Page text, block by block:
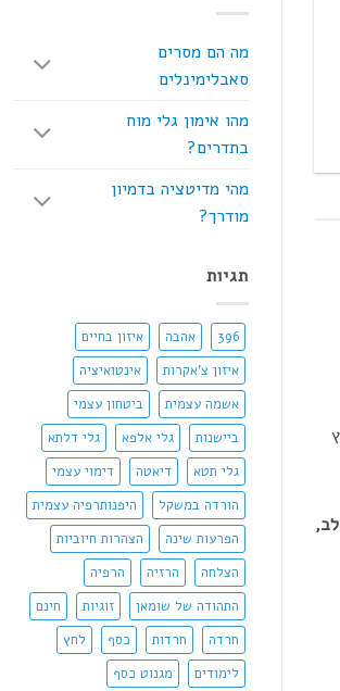
מה הם מסרים
סאבלימינלים
מהו אימון גלי מוח
בתדרים?
מהי מדיטציה בדמיון
מודרך?
תגיות
396 אהבה
איזון בחיים
איזון צ'אקרות
אינטואיציה
אשמה עצמית
ביטחון עצמי
ביישנות
גלי אלפא
גלי דלתא
גלי תטא
דיאטה
דימוי עצמי
הורדה במשקל
היפנותרפיה עצמית
הפרעות שינה
הצהרות חיוביות
הצלחה
הרזיה
הרפיה
התהודה של שומאן
זוגיות
חינם
חרדה
חרדות כסף
לחץ
לימודים
מגנוט כסף